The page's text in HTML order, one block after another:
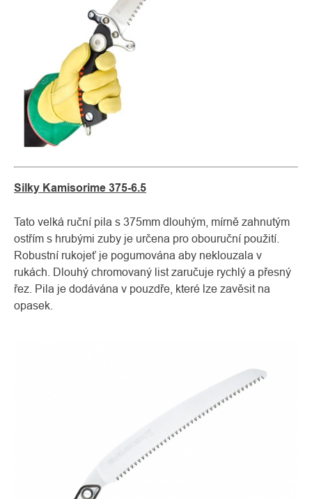
Silky Kamisorime 375-6.5
Tato velká ruční pila s 375mm dlouhým, mírně zahnutým
ostřím s hrubými zuby je určena pro obouruční použití.
Robustní rukojeť je pogumována aby neklouzala v
rukách. Dlouhý chromovaný list zaručuje rychlý a přesný
řez. Pila je dodávána v pouzdře, které lze zavěsit na
opasek.